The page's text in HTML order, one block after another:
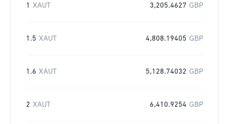
1 XAUT 3,205.4627 GBP
1.5 XAUT 4,808.19405 GBP
1.6 XAUT 5,128.74032 GBP
2 XAUT 6,410.9254 GBP